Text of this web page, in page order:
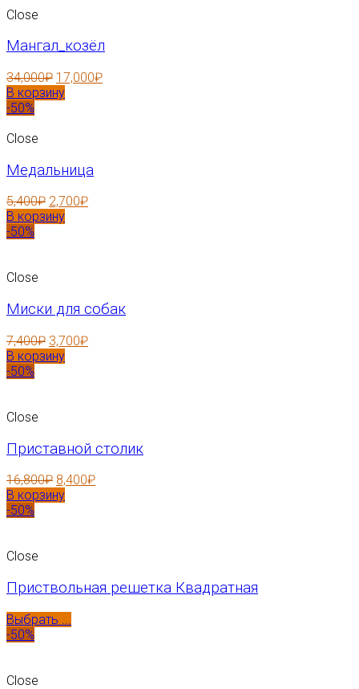
Close
Мангал_козёл
34,000₽ 17,000₽
В корзину
-50%
Close
Медальница
5,400₽ 2,700₽
В корзину
-50%
Close
Миски для собак
7,400₽ 3,700₽
В корзину
-50%
Close
Приставной столик
16,800₽ 8,400₽
В корзину
-50%
Close
Приствольная решетка Квадратная
Выбрать ...
-50%
Close